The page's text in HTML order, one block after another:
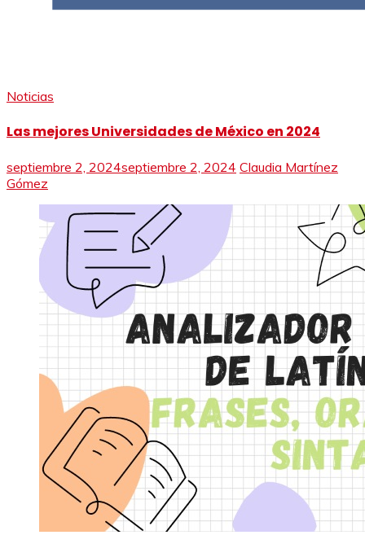
Noticias
Las mejores Universidades de México en 2024
septiembre 2, 2024septiembre 2, 2024 Claudia Martínez
Gómez